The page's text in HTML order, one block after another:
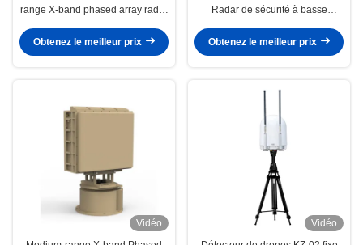
range X-band phased array radar
technology and low false alarm
Obtenez le meilleur prix
Radar de sécurité à basse
avec une précision d'azimut ≤1,0°
Obtenez le meilleur prix
Vidéo
Vidéo